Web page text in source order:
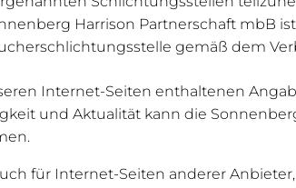
Harrison Partnerschaft mbB
gemäß dem
Internet-Seiten enthaltenen
und Aktualität kann die
für Internet-Seiten anderer